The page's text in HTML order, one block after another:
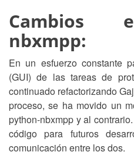
Cambios
nbxmpp:
En un esfuerzo constante
(GUI) de las tareas de
continuado refactorizando
proceso, se ha movido un
python-nbxmpp y al
código para futuros
comunicación entre los dos.